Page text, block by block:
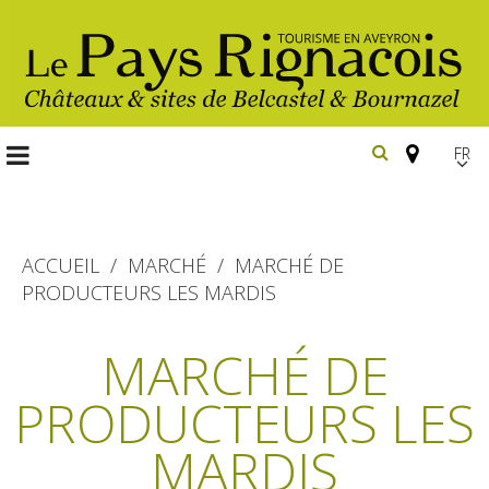
FR
incontournables
Belcastel, village et château
Bournazel, village et château
Randonnée
pédestre
En vélo, à vtt
Gîtes et locations
ACCUEIL MARCHÉ
MARCHÉ DE
PRODUCTEURS LES MARDIS
MARCHÉ DE
PRODUCTEURS LES
MARDIS